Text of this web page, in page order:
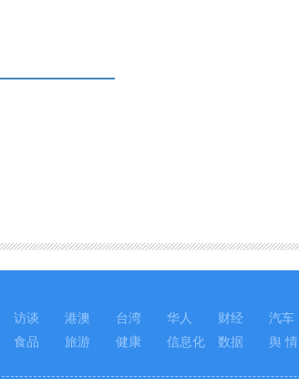
访谈 港澳 台湾 华人 财经 汽车
食品 旅游 健康 信息化 数据 舆 情